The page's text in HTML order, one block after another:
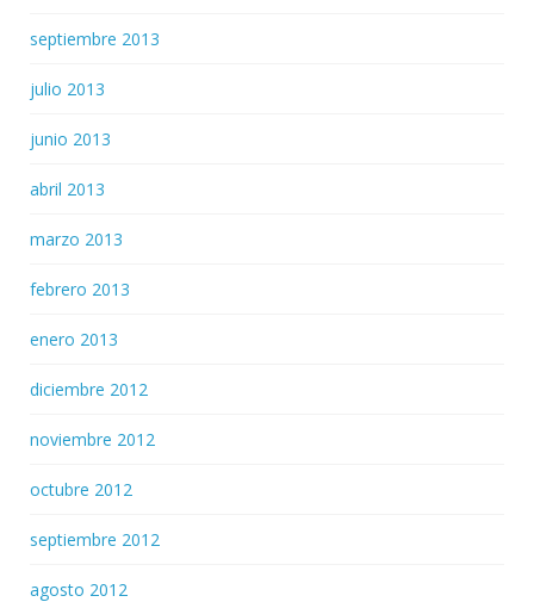
septiembre 2013
julio 2013
junio 2013
abril 2013
marzo 2013
febrero 2013
enero 2013
diciembre 2012
noviembre 2012
octubre 2012
septiembre 2012
agosto 2012